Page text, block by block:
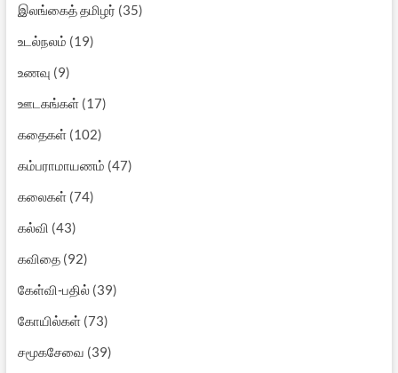
இலங்கைத் தமிழர் (35)
உடல்நலம் (19)
உணவு (9)
ஊடகங்கள்(17)
கதைகள்(102)
கம்பராமாயணம் (47)
கலைகள்(74)
கல்வி (43)
கவிதை(92)
கேள்வி-பதில்(39)
கோயில்கள்(73)
சமூகசேவை (39)